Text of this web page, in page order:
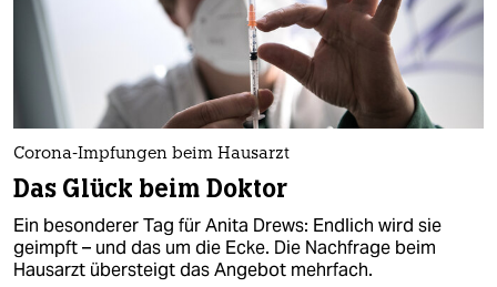
Corona-Impfungen beim Hausarzt
Das Glück beim Doktor
Ein besonderer Tag für Anita Drews: Endlich wird sie
geimpft – und das um die Ecke. Die Nachfrage beim
Hausarzt übersteigt das Angebot mehrfach.